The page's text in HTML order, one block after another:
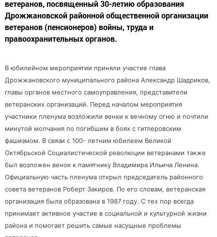
ветеранов, посвященный 30-летию образования
Дрожжановской районной общественной организации
ветеранов (пенсионеров) войны, труда и
правоохранительных органов.
В юбилейном мероприятии приняли участие глава
Дрожжановского муниципального района Александр Шадриков,
главы органов местного самоуправления, представители
ветеранских организаций. Перед началом мероприятия
участники пленума возложили венки к вечному огню и почтили
минутой молчания по погибшим в боях с гитлеровским
фашизмом. В связи с 100- летним юбилеем Великой
Октябрьской Социалистической революции ветеранами также
был возложен венок к памятнику Владимира Ильича Ленина.
Официальную часть пленума открыл председатель районного
совета ветеранов Роберт Закиров. По его словам, ветеранская
организация была образована в 1987 году. С тех пор всегда
принимает активное участие в социальной и культурной жизни
района и помогает решить самые насущные проблемы